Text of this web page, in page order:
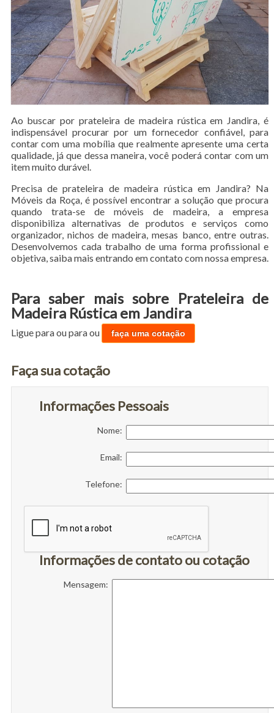
Ao buscar por prateleira de madeira rústica em Jandira, é
indispensável procurar por um fornecedor confiável, para
contar com uma mobília que realmente apresente uma certa
qualidade, já que dessa maneira, você poderá contar com um
item muito durável.
Precisa de prateleira de madeira rústica em Jandira? Na
Móveis da Roça, é possível encontrar a solução que procura
quando trata-se de móveis de madeira, a empresa
disponibiliza alternativas de produtos e serviços como
organizador, nichos de madeira, mesas banco, entre outras.
Desenvolvemos cada trabalho de uma forma profissional e
objetiva, saiba mais entrando em contato com nossa empresa.
Para saber mais sobre Prateleira de
Madeira Rústica em Jandira
Ligue paraou paraou faça uma cotação
Faça sua cotação
Informações Pessoais
Nome:
Email:
Telefone:
Informações de contato ou cotação
Mensagem: